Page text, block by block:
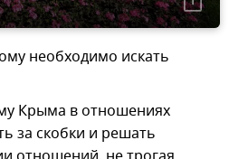
необходимо искать
Крыма в отношениях
за скобки и решать